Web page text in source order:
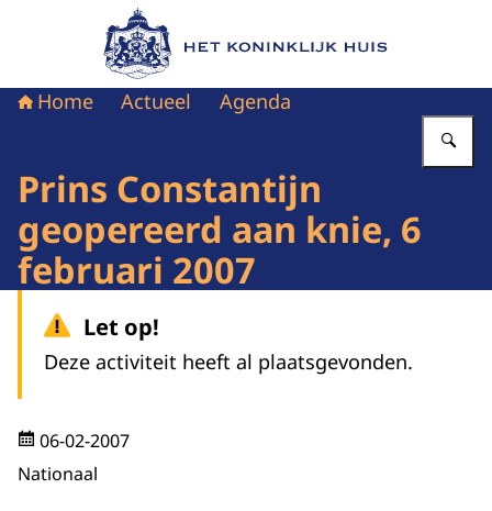
Naar de homepage van Het Koninklijk Huis
Home Actueel Agenda
Prins Constantijn
geopereerd aan knie, 6
februari 2007
Let op!
Deze activiteit heeft al plaatsgevonden.
06-02-2007
Nationaal